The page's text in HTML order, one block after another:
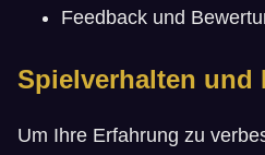
Feedback und
Spielverhalten und
Um Ihre Erfahrung zu